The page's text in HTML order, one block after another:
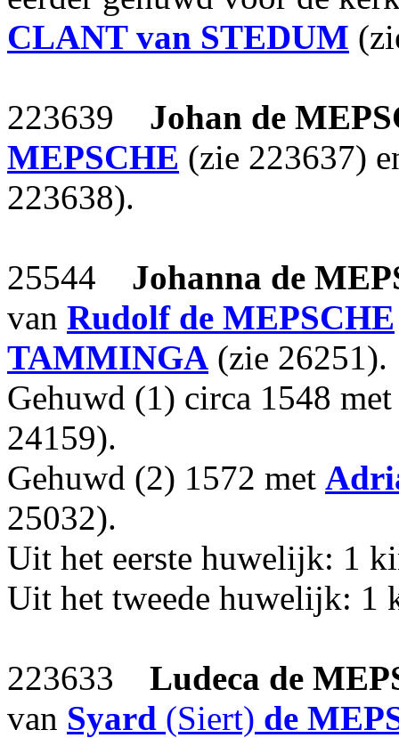
CLANT van STEDUM
223639 Johan de
MEPSCHE (zie 223637)
223638).
25544 Johanna de
van Rudolf de MEPSCHE
TAMMINGA (zie 26251).
Gehuwd (1) circa 1548
24159).
Gehuwd (2) 1572 met
25032).
Uit het eerste huwelijk: 1
Uit het tweede huwelijk: 1
223633 Ludeca de
van Syard (Siert) de